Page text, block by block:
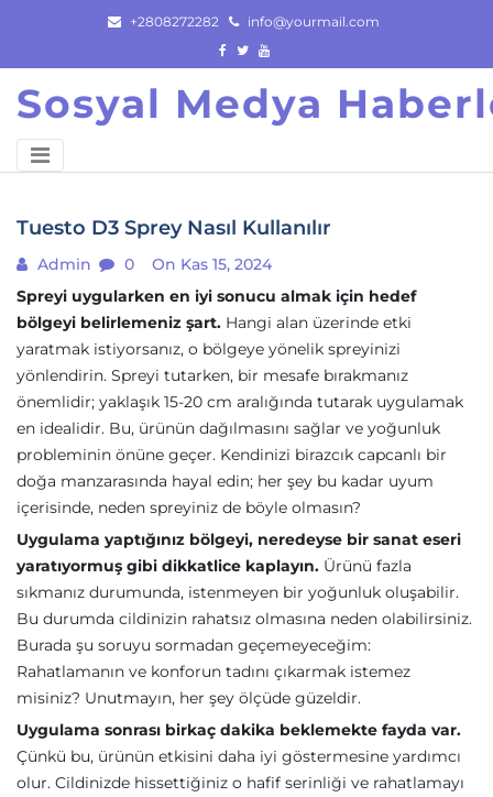
content
+2808272282 info@yourmail.com
Sosyal Medya
Tuesto D3 Sprey Nasıl Kullanılır
Admin 0
On Kas 15, 2024
Spreyi uygularken en iyi sonucu almak için hedef
bölgeyi belirlemeniz şart. Hangi alan üzerinde etki
yaratmak istiyorsanız, o bölgeye yönelik spreyinizi
yönlendirin. Spreyi tutarken, bir mesafe bırakmanız
önemlidir; yaklaşık 15-20 cm aralığında tutarak uygulamak
en idealidir. Bu, ürünün dağılmasını sağlar ve yoğunluk
probleminin önüne geçer. Kendinizi birazcık capcanlı bir
doğa manzarasında hayal edin; her şey bu kadar uyum
içerisinde, neden spreyiniz de böyle olmasın?
Uygulama yaptığınız bölgeyi, neredeyse bir sanat eseri
yaratıyormuş gibi dikkatlice kaplayın. Ürünü fazla
sıkmanız durumunda, istenmeyen bir yoğunluk oluşabilir.
Bu durumda cildinizin rahatsız olmasına neden olabilirsiniz.
Burada şu soruyu sormadan geçemeyeceğim:
Rahatlamanın ve konforun tadını çıkarmak istemez
misiniz? Unutmayın, her şey ölçüde güzeldir.
Uygulama sonrası birkaç dakika beklemekte fayda var.
Çünkü bu, ürünün etkisini daha iyi göstermesine yardımcı
olur. Cildinizde hissettiğiniz o hafif serinliği ve rahatlamayı